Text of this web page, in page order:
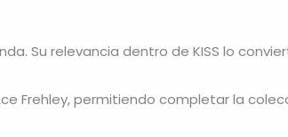
Su relevancia dentro de KISS lo
Frehley, permitiendo completar la